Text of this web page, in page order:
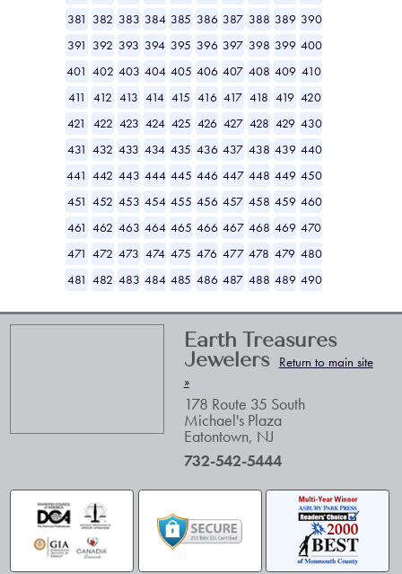
381 382 383 384 385 386 387 388 389 390
391 392 393 394 395 396 397 398 399 400
401 402 403 404 405 406 407 408 409 410
411
412 413 414 415 416 417 418 419 420
421
422 423 424 425 426 427 428 429 430
431 432 433 434 435 436 437 438 439 440
441 442 443 444 445 446 447 448 449 450
451 452 453 454 455 456 457 458 459 460
461 462 463 464 465 466 467 468 469 470
471 472 473 474 475 476 477 478 479 480
481 482 483 484 485 486 487 488 489 490
Earth Treasures
Jewelers Return to main site
»
178 Route 35 South
Michael's Plaza
Eatontown, NJ
732-542-5444